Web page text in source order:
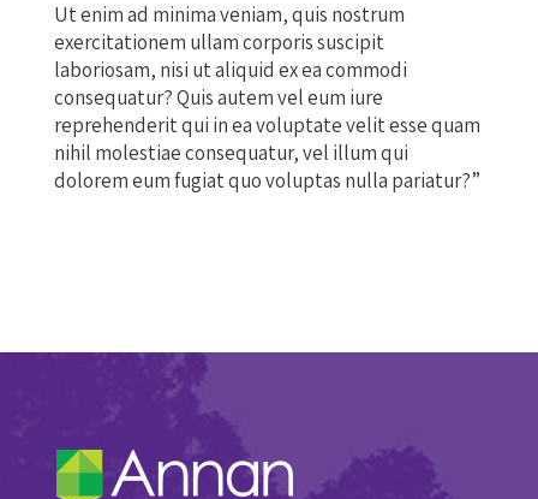
Ut enim ad minima veniam, quis nostrum
exercitationem ullam corporis suscipit
laboriosam, nisi ut aliquid ex ea commodi
consequatur? Quis autem vel eum iure
reprehenderit qui in ea voluptate velit esse quam
nihil molestiae consequatur, vel illum qui
dolorem eum fugiat quo voluptas nulla pariatur?”